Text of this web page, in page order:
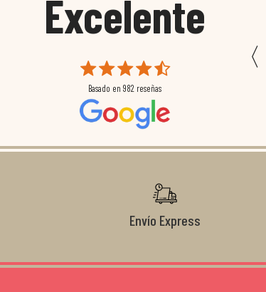
Excelente
Basado en 982 reseñas
〈
Susana García Luis
Magnífica atención al cliente. Tuvimos un pequeño
retraso en el pedido y desde el minuto uno se
preocuparon por ayudarnos en todo. Gracias a Sergio,
magnífico gestor... atento, amable, un servicio de 10.
Gracias de nuevo por todo!
Envío Express